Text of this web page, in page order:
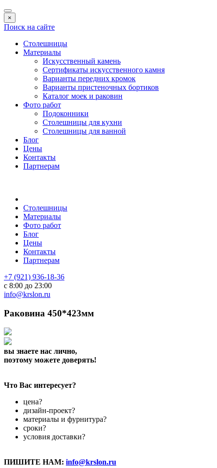
×
Поиск на сайте
Столешницы
Материалы
Искусственный камень
Сертификаты искусственного камня
Варианты передних кромок
Варианты пристеночных бортиков
Каталог моек и раковин
Фото работ
Подоконники
Столешницы для кухни
Столешницы для ванной
Блог
Цены
Контакты
Партнерам
Столешницы
Материалы
Фото работ
Блог
Цены
Контакты
Партнерам
+7 (921) 936-18-36
с 8:00 до 23:00
info@krslon.ru
Раковина 450*423мм
вы знаете нас лично,
поэтому можете доверять!
Что Вас интересует?
цена?
дизайн-проект?
материалы и фурнитура?
сроки?
условия доставки?
ПИШИТЕ НАМ: info@krslon.ru